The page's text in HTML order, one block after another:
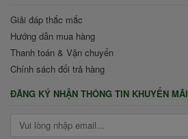
Giải đáp thắc mắc
Hướng dẫn mua hàng
Thanh toán & Vận chuyển
Chính sách đổi trả hàng
ĐĂNG KÝ NHẬN THÔNG TIN KHUYẾN MÃI